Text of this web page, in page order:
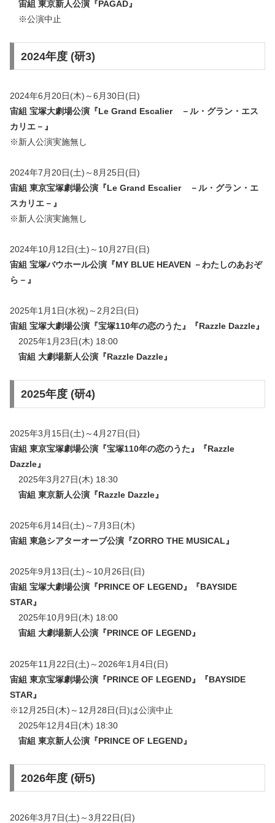
宙組 東京新人公演『PAGAD』
※公演中止
2024年度 (研3)
2024年6月20日(木)～6月30日(日)
宙組 宝塚大劇場公演『Le Grand Escalier －ル・グラン・エス
カリエ－』
※新人公演実施無し
2024年7月20日(土)～8月25日(日)
宙組 東京宝塚劇場公演『Le Grand Escalier －ル・グラン・エ
スカリエ－ 』
※新人公演実施無し
2024年10月12日(土)～10月27日(日)
宙組 宝塚バウホール公演『MY BLUE HEAVEN －わたしのあおぞ
ら－』
2025年1月1日(水祝)～2月2日(日)
宙組 宝塚大劇場公演『宝塚110年の恋のうた』『Razzle Dazzle』
2025年1月23日(木) 18:00
宙組 大劇場新人公演『Razzle Dazzle』
2025年度 (研4)
2025年3月15日(土)～4月27日(日)
宙組 東京宝塚劇場公演 『宝塚110年の恋のうた』『Razzle
Dazzle』
2025年3月27日(木) 18:30
宙組 東京新人公演『Razzle Dazzle』
2025年6月14日(土)～7月3日(木)
宙組 東急シアターオーブ公演『ZORRO THE MUSICAL』
2025年9月13日(土)～10月26日(日)
宙組 宝塚大劇場公演『PRINCE OF LEGEND』『BAYSIDE
STAR』
2025年10月9日(木) 18:00
宙組 大劇場新人公演『PRINCE OF LEGEND』
2025年11月22日(土)～2026年1月4日(日)
宙組 東京宝塚劇場公演 『PRINCE OF LEGEND』『BAYSIDE
STAR』
※12月25日(木)～12月28日(日)は公演中止
2025年12月4日(木) 18:30
宙組 東京新人公演『PRINCE OF LEGEND』
2026年度 (研5)
2026年3月7日(土)～3月22日(日)